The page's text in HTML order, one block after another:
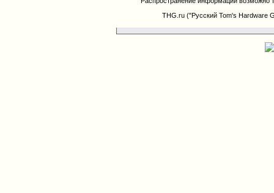
THG.ru ("Русский Tom's Hardware